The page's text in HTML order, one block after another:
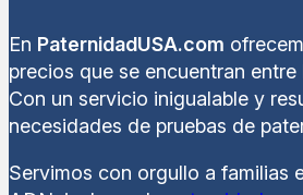
En PaternidadUSA.com
precios que se encuentran entre
Con un servicio inigualable y
necesidades de pruebas de
Servimos con orgullo a familias